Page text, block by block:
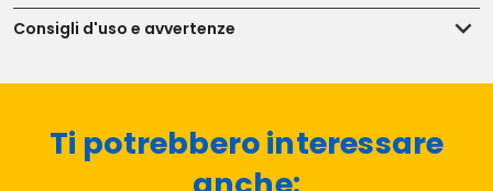
Consigli d'uso e avvertenze
Ti potrebbero interessare